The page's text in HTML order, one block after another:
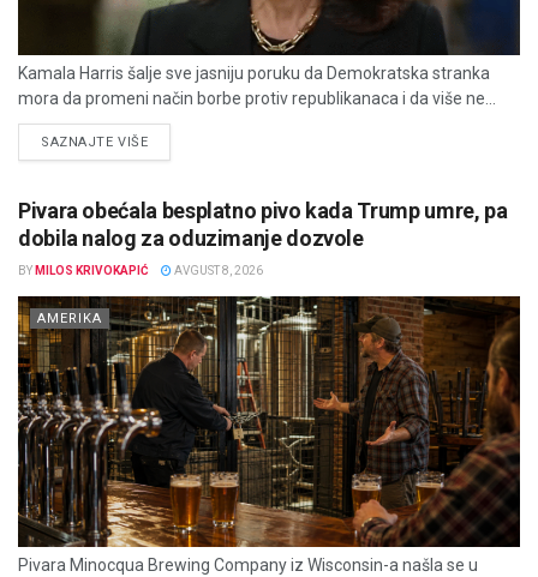
Kamala Harris šalje sve jasniju poruku da Demokratska stranka
mora da promeni način borbe protiv republikanaca i da više ne...
SAZNAJTE VIŠEDETAILS
Pivara obećala besplatno pivo kada Trump umre, pa
dobila nalog za oduzimanje dozvole
BY MILOS KRIVOKAPIĆ AVGUST 8, 2026
AMERIKA
Pivara Minocqua Brewing Company iz Wisconsin-a našla se u